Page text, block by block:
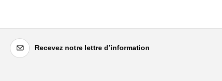
Recevez notre lettre d’information